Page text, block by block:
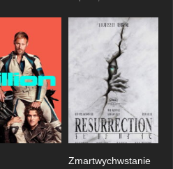
7.3
Zmartwychwstanie